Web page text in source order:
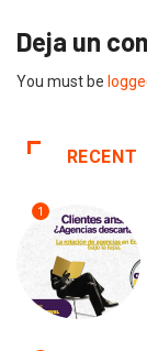
Deja un
You must be
RECENT
1